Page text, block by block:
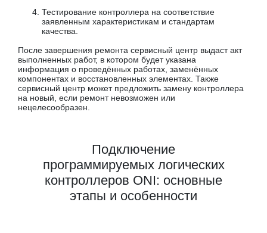
Тестирование контроллера на соответствие
заявленным характеристикам и стандартам
качества.
После завершения ремонта сервисный центр выдаст акт
выполненных работ, в котором будет указана
информация о проведённых работах, заменённых
компонентах и восстановленных элементах. Также
сервисный центр может предложить замену контроллера
на новый, если ремонт невозможен или
нецелесообразен.
Подключение
программируемых логических
контроллеров ONI: основные
этапы и особенности